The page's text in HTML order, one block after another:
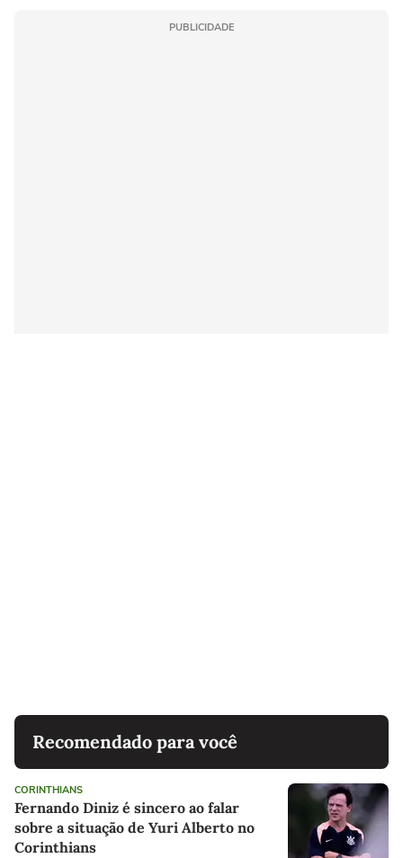
PUBLICIDADE
Recomendado para você
CORINTHIANS
Fernando Diniz é sincero ao falar
sobre a situação de Yuri Alberto no
Corinthians